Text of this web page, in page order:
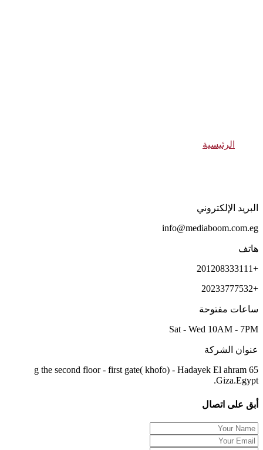
الرئيسية
البريد الإلكتروني
info@mediaboom.com.eg
هاتف
+201208333111
+20233777532
ساعات مفتوحة
Sat - Wed 10AM - 7PM
عنوان الشركة
65 g the second floor - first gate( khofo) - Hadayek El ahram
.Giza.Egypt
أبق على اتصال